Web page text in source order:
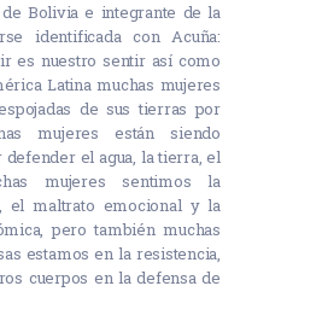
de Bolivia e integrante de la
identificada con Acuña:
es nuestro sentir así como
Latina muchas mujeres
de sus tierras por
mujeres están siendo
defender el agua, la tierra, el
mujeres sentimos la
el maltrato emocional y la
pero también muchas
estamos en la resistencia,
cuerpos en la defensa de